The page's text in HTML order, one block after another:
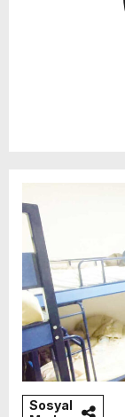
Sosyal